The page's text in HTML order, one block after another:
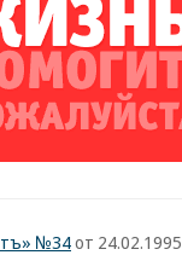
№34от 24.02.1995